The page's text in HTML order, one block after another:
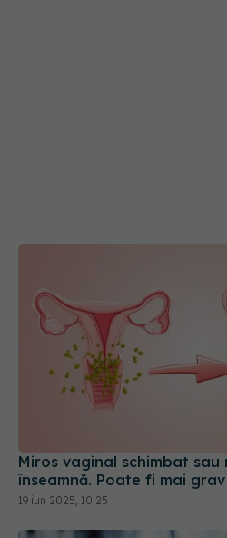
Miros vaginal schimbat sau
înseamnă. Poate fi mai
19 iun 2025, 10:25